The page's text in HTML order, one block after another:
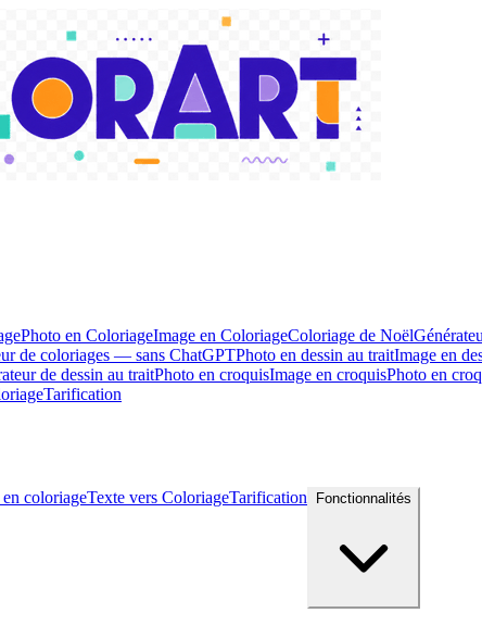
Photo en ColoriageImage en ColoriageColoriage de Noël
de coloriages — sans ChatGPTPhoto en dessin au traitImage en
de dessin au traitPhoto en croquisImage en croquisPhoto en
Tarification
coloriageTexte vers ColoriageTarification Fonctionnalités